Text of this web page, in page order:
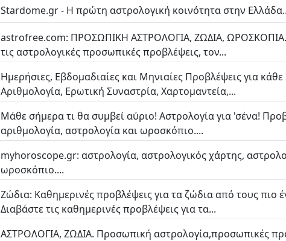
Stardome.gr - Η πρώτη αστρολογική κοινότητα στην
astrofree.com: ΠΡΟΣΩΠΙΚΗ ΑΣΤΡΟΛΟΓΙΑ, ΖΩΔΙΑ, ΩΡΟΣΚΟΠΙΑ.
τις αστρολογικές προσωπικές προβλέψεις, τον...
Ημερήσιες, Εβδομαδιαίες και Μηνιαίες Προβλέψεις για
Αριθμολογία, Ερωτική Συναστρία, Χαρτομαντεία,...
Μάθε σήμερα τι θα συμβεί αύριο! Αστρολογία για 'σένα!
αριθμολογία, αστρολογία και ωροσκόπιο....
myhoroscope.gr: αστρολογία, αστρολογικός χάρτης,
ωροσκόπιο....
Ζώδια: Καθημερινές προβλέψεις για τα ζώδια από τους πιο
Διαβάστε τις καθημερινές προβλέψεις για τα...
ΑΣΤΡΟΛΟΓΙΑ, ZΩΔΙΑ. Προσωπική αστρολογία,προσωπικές